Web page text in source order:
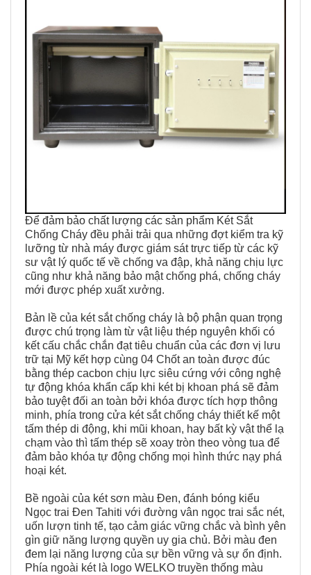
Để đảm bảo chất lượng các sản phẩm Két Sắt
Chống Cháy đều phải trải qua những đợt kiểm tra kỹ
lưỡng từ nhà máy được giám sát trực tiếp từ các kỹ
sư vật lý quốc tế về chống va đập, khả năng chịu lực
cũng như khả năng bảo mật chống phá, chống cháy
mới được phép xuất xưởng.
Bản lề của két sắt chống cháy là bộ phận quan trọng
được chú trọng làm từ vật liệu thép nguyên khối có
kết cấu chắc chắn đạt tiêu chuẩn của các đơn vị lưu
trữ tại Mỹ kết hợp cùng 04 Chốt an toàn được đúc
bằng thép cacbon chịu lực siêu cứng với công nghệ
tự động khóa khẩn cấp khi két bị khoan phá sẽ đảm
bảo tuyệt đối an toàn bởi khóa được tích hợp thông
minh, phía trong cửa két sắt chống cháy thiết kế một
tấm thép di động, khi mũi khoan, hay bất kỳ vật thể lạ
chạm vào thì tấm thép sẽ xoay tròn theo vòng tua để
đảm bảo khóa tự động chống mọi hình thức nạy phá
hoại két.
Bề ngoài của két sơn màu Đen, đánh bóng kiểu
Ngọc trai Đen Tahiti với đường vân ngọc trai sắc nét,
uốn lượn tinh tế, tạo cảm giác vững chắc và bình yên
gìn giữ năng lượng quyền uy gia chủ. Bởi màu đen
đem lại năng lượng của sự bền vững và sự ổn định.
Phía ngoài két là logo WELKO truyền thống màu